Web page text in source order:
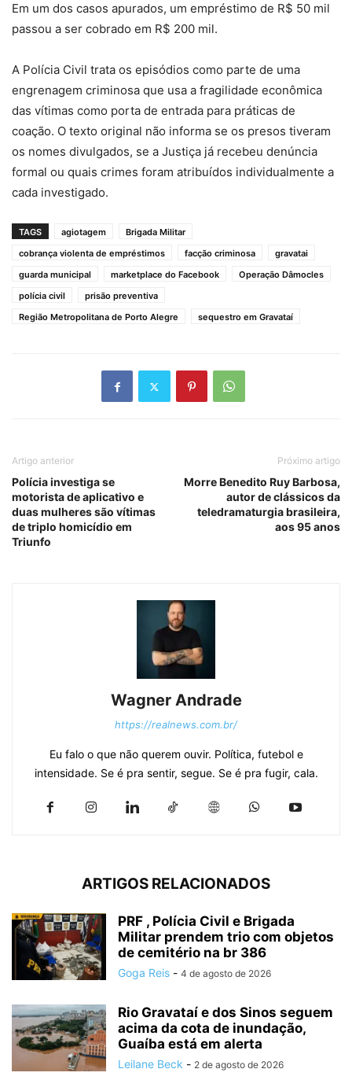
Em um dos casos apurados, um empréstimo de R$ 50 mil
passou a ser cobrado em R$ 200 mil.
A Polícia Civil trata os episódios como parte de uma
engrenagem criminosa que usa a fragilidade econômica
das vítimas como porta de entrada para práticas de
coação. O texto original não informa se os presos tiveram
os nomes divulgados, se a Justiça já recebeu denúncia
formal ou quais crimes foram atribuídos individualmente a
cada investigado.
TAGS agiotagem
Brigada Militar
cobrança violenta de empréstimos
facção criminosa
gravatai
guarda municipal
marketplace do Facebook
Operação Dâmocles
polícia civil
prisão preventiva
Região Metropolitana de Porto Alegre
sequestro em Gravataí
Artigo anterior
Polícia investiga se
motorista de aplicativo e
duas mulheres são vítimas
de triplo homicídio em
Triunfo
Próximo artigo
Morre Benedito Ruy Barbosa,
autor de clássicos da
teledramaturgia brasileira,
aos 95 anos
Wagner Andrade
https://realnews.com.br/
Eu falo o que não querem ouvir. Política, futebol e
intensidade. Se é pra sentir, segue. Se é pra fugir, cala.
ARTIGOS RELACIONADOS
PRF , Polícia Civil e Brigada
Militar prendem trio com objetos
de cemitério na br 386
Goga Reis - 4 de agosto de 2026
Rio Gravataí e dos Sinos seguem
acima da cota de inundação,
Guaíba está em alerta
Leilane Beck - 2 de agosto de 2026